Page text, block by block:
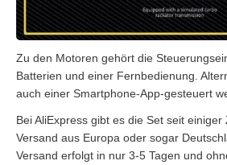
Zu den Motoren gehört die
Batterien und einer Fernbedienung.
auch einer Smartphone-App-gesteuert
Bei AliExpress gibt es die Set seit
Versand aus Europa oder sogar
Versand erfolgt in nur 3-5 Tagen und